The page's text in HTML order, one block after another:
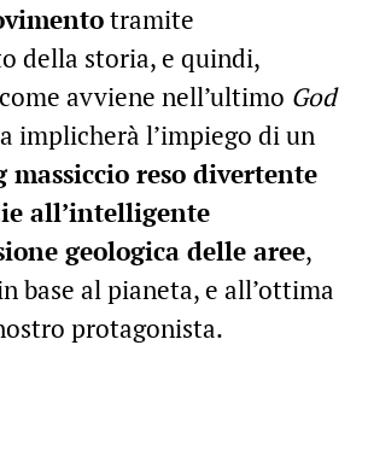
tramite
della storia, e quindi,
avviene nell’ultimo God
implicherà l’impiego di un
massiccio reso divertente
all’intelligente
geologica delle aree,
base al pianeta, e all’ottima
protagonista.